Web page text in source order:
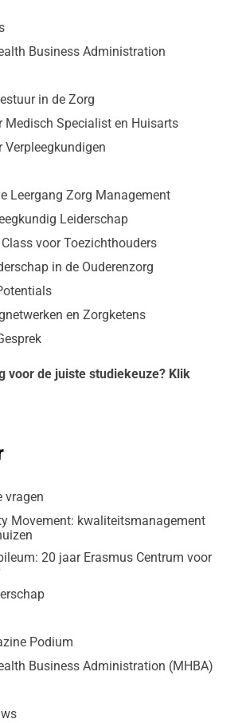
Business Administration
in de Zorg
Medisch Specialist en Huisarts
Verpleegkundigen
Leergang Zorg Management
Leiderschap
voor Toezichthouders
in de Ouderenzorg
en Zorgketens
voor de juiste studiekeuze? Klik
vragen
Movement: kwaliteitsmanagement
20 jaar Erasmus Centrum voor
Podium
Business Administration (MHBA)